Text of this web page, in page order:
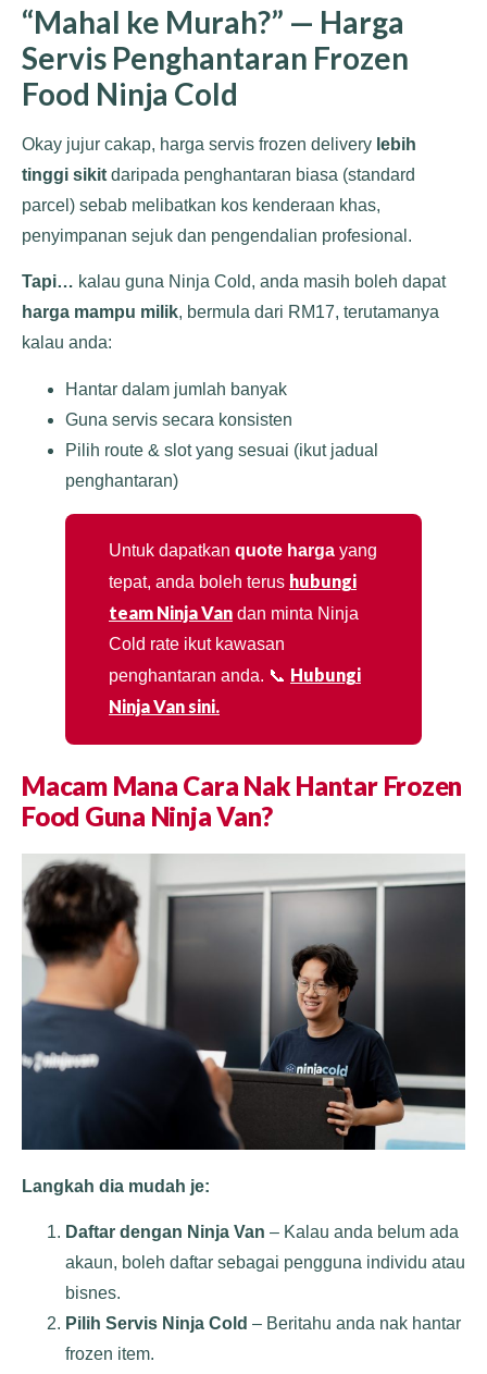
“Mahal ke Murah?” — Harga
Servis Penghantaran Frozen
Food Ninja Cold
Okay jujur cakap, harga servis frozen delivery lebih
tinggi sikit daripada penghantaran biasa (standard
parcel) sebab melibatkan kos kenderaan khas,
penyimpanan sejuk dan pengendalian profesional.
Tapi… kalau guna Ninja Cold, anda masih boleh dapat
harga mampu milik, bermula dari RM17, terutamanya
kalau anda:
Hantar dalam jumlah banyak
Guna servis secara konsisten
Pilih route & slot yang sesuai (ikut jadual
penghantaran)
Untuk dapatkan quote harga yang
tepat, anda boleh terus hubungi
team Ninja Van dan minta Ninja
Cold rate ikut kawasan
penghantaran anda. 📞 Hubungi
Ninja Van sini.
Macam Mana Cara Nak Hantar Frozen
Food Guna Ninja Van?
Langkah dia mudah je:
Daftar dengan Ninja Van – Kalau anda belum ada
akaun, boleh daftar sebagai pengguna individu atau
bisnes.
Pilih Servis Ninja Cold – Beritahu anda nak hantar
frozen item.